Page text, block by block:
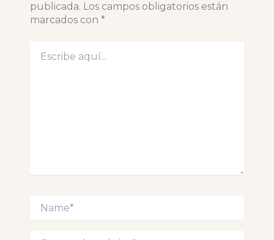
publicada. Los campos obligatorios están
marcados con *
aquí...